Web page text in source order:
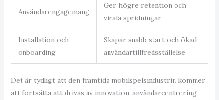
Användarengagemang
Ger högre retention och
virala spridningar
Installation och
onboarding
Skapar snabb start och ökad
användartillfredsställelse
Det är tydligt att den framtida mobilspelsindustrin kommer
att fortsätta att drivas av innovation, användarcentrering